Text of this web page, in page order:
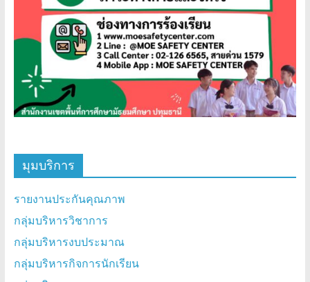
มุมบริการ
รายงานประกันคุณภาพ
กลุ่มบริหารวิชาการ
กลุ่มบริหารงบประมาณ
กลุ่มบริหารกิจการนักเรียน